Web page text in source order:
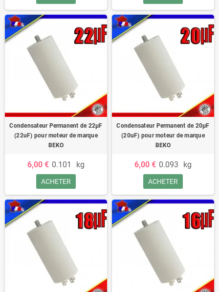
Condensateur Permanent de 22μF
(22uF) pour moteur de marque
BEKO
6,00 € 0.101 kg
ACHETER
Condensateur Permanent de 20μF
(20uF) pour moteur de marque
BEKO
6,00 € 0.093 kg
ACHETER